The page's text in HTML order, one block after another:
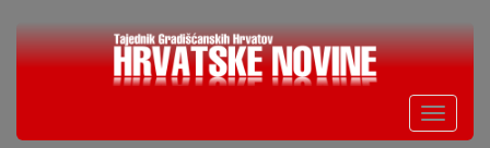
Skoči
Toggle